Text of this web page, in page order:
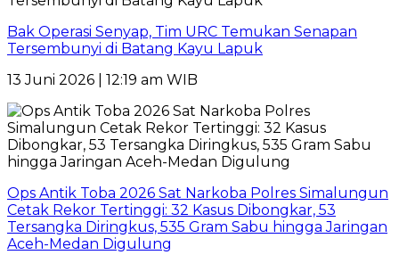
Bak Operasi Senyap, Tim URC Temukan Senapan
Tersembunyi di Batang Kayu Lapuk
13 Juni 2026 | 12:19 am WIB
Ops Antik Toba 2026 Sat Narkoba Polres Simalungun
Cetak Rekor Tertinggi: 32 Kasus Dibongkar, 53
Tersangka Diringkus, 535 Gram Sabu hingga Jaringan
Aceh-Medan Digulung